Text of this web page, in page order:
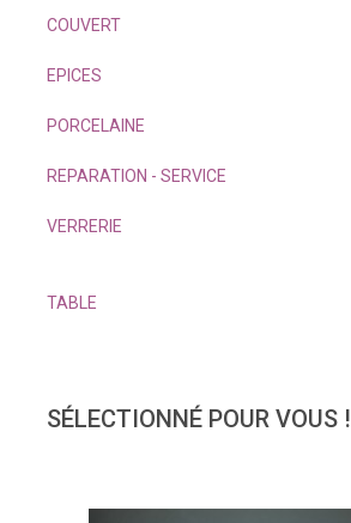
COUVERT
EPICES
PORCELAINE
REPARATION - SERVICE
VERRERIE
TABLE
SÉLECTIONNÉ POUR VOUS !